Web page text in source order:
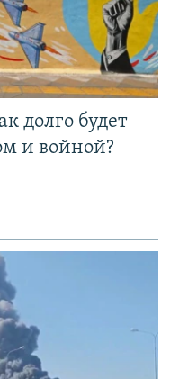
долго будет
и войной?